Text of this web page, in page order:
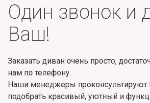
Один звонок и
Ваш!
Заказать диван очень просто,
нам по телефону.
Наши менеджеры проконсультируют
подобрать красивый, уютный и